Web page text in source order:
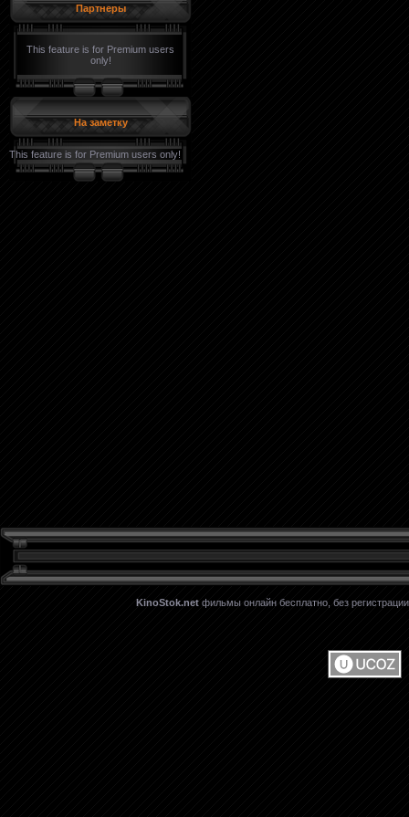
Партнеры
This feature is for Premium users
only!
На заметку
This feature is for Premium users only!
KinoStok.net фильмы онлайн бесплатно, без